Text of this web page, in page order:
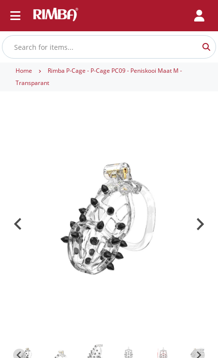
Home
Rimba P-Cage - P-Cage PC09 - Peniskooi Maat M -
Transparant